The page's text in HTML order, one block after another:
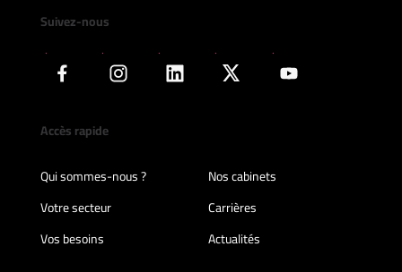
Suivez-nous
Accès rapide
Qui sommes-nous ?
Nos cabinets
Votre secteur
Carrières
Vos besoins
Actualités